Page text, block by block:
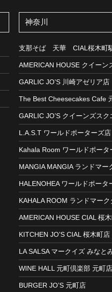
神奈川
支那そば 天華 CIAL桜木町
AMERICAN HOUSE クイーン
​GARLIC JO’S 川崎アゼリア店
The Best Cheesecakes Cafe
​GARLIC JO’S クイーンズスク
L.A.S.T ワールドポーターズ店
Kahala Room ワールドポータ
MANGIA MANGIA ランドマー
HALENOHEA ワールドポータ
​KAHALA ROOM ランドマー
AMERICAN HOUSE CIAL 桜
KITCHEN JO’S CIAL 桜木町店
LA SALSA マークイズ みなと
WINE HALL 元町倶楽部 元町店
BURGER JO’S 元町店